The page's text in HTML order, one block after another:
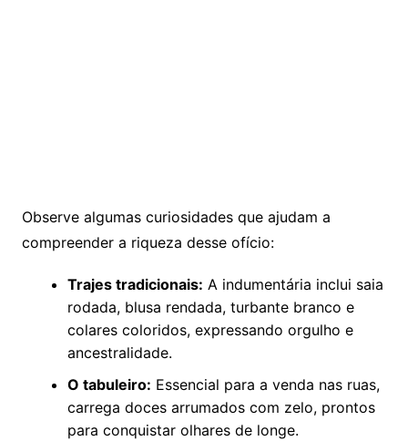
Observe algumas curiosidades que ajudam a
compreender a riqueza desse ofício:
Trajes tradicionais: A indumentária inclui saia
rodada, blusa rendada, turbante branco e
colares coloridos, expressando orgulho e
ancestralidade.
O tabuleiro: Essencial para a venda nas ruas,
carrega doces arrumados com zelo, prontos
para conquistar olhares de longe.